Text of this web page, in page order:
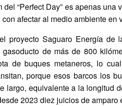
“Perfect Day” es apenas
afectar al medio ambiente en
proyecto Saguaro Energía de
de más de 800
de buques metaneros, lo
porque esos barcos los
largo, equivalente a la longitud
2023 diez juicios de